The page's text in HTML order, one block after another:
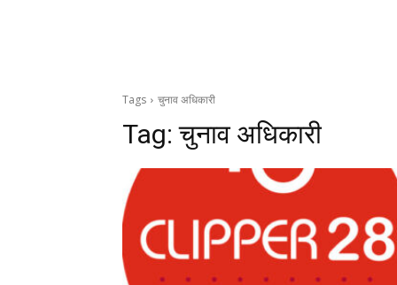
Tags चुनाव अधिकारी
Tag:चुनाव अधिकारी